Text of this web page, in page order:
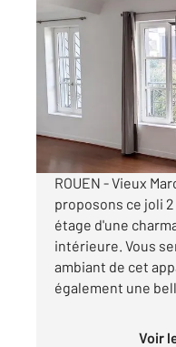
ROUEN 76
40,21 m
, 2 pièces
Ref : 34392
Appartement
622 €
par mois charges
ROUEN - Vieux
proposons ce joli
étage d'une
intérieure. Vous
ambiant de cet
également une
Voir